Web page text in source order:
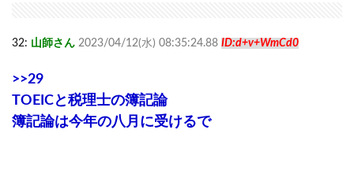
32: 山師さん 2023/04/12(水) 08:35:24.88 ID:d+v+WmCd0
>>29
TOEICと税理士の簿記論
簿記論は今年の八月に受けるで